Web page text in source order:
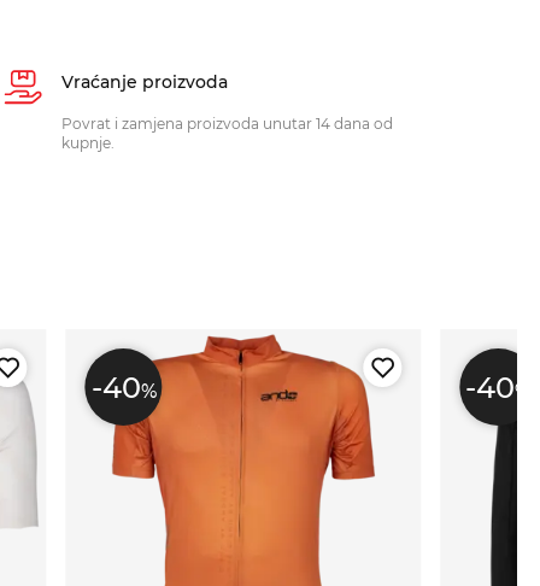
Vraćanje proizvoda
Povrat i zamjena proizvoda unutar 14 dana od
kupnje.
-40% -40%